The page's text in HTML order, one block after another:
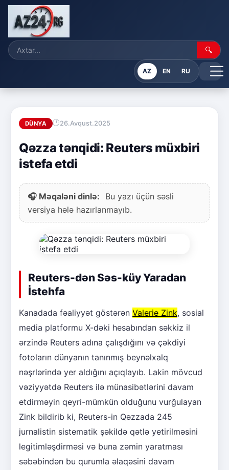
🔍
AZ EN RU
DÜNYA 26.Avqust.2025
Qəzza tənqidi: Reuters müxbiri
istefa etdi
🎧 Məqaləni dinlə:
Bu yazı üçün səsli
versiya hələ hazırlanmayıb.
Reuters-dən Səs-küy Yaradan
İstehfa
Kanadada fəaliyyət göstərən Valerie Zink, sosial
media platformu X-dəki hesabından səkkiz il
ərzində Reuters adına çalışdığını və çəkdiyi
fotoların dünyanın tanınmış beynəlxalq
nəşrlərində yer aldığını açıqlayıb. Lakin mövcud
vəziyyətdə Reuters ilə münasibətlərini davam
etdirməyin qeyri-mümkün olduğunu vurğulayan
Zink bildirib ki, Reuters-in Qəzzada 245
jurnalistin sistematik şəkildə qətlə yetirilməsini
legitimləşdirməsi və buna zəmin yaratması
səbəbindən bu qurumla əlaqəsini davam